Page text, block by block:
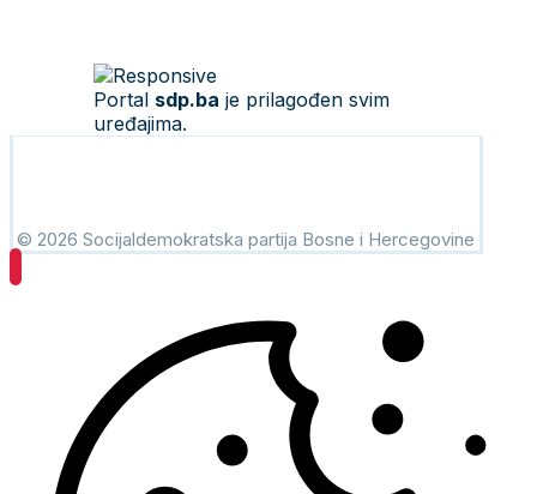
Portal sdp.ba je prilagođen svim
uređajima.
© 2026 Socijaldemokratska partija Bosne i Hercegovine